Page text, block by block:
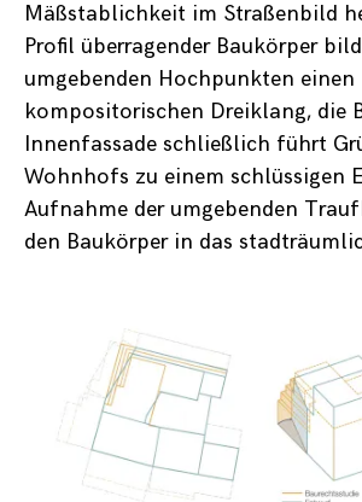
Mäßstablichkeit im Straßenbild
Profil überragender Baukörper
umgebenden Hochpunkten einen
kompositorischen Dreiklang, die
Innenfassade schließlich führt
Wohnhofs zu einem schlüssigen
Aufnahme der umgebenden
den Baukörper in das